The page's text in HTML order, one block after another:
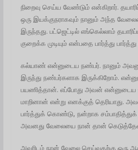
நிறைவு செய்ய வேண்டும் என்கிறார்.
ஒரு இயக்குநராகவும் நானும் அந்த
இருந்தது. பட்ஜெட்டில் எங்கெல்லாம்
குறைக்க முடியும் என்பதை பார்த்து
கல்யாண் என்னுடைய நண்பர். நானும்
இருந்து நண்பர்களாக இருக்கிறோம்.
பயணித்தான். எப்போது அவன் என்னுடைய
மாறினான் என்று எனக்குத் தெரியாது.
பார்த்துக் கொண்டு, நன்றாக
அவனது வேலையை நான் தான்
அவரிடம் நான் வேலை செய்வதற்கு ஒரு